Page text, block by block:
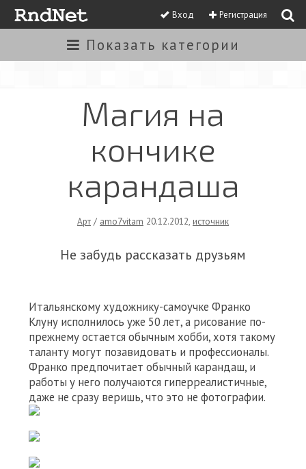
Вход Регистрация
Показать категории
Магия на
кончике
карандаша
Арт / amo7vitam 20.12.2012, источник
Не забудь рассказать друзьям
Итальянскому художнику-самоучке Франко
Клуну исполнилось уже 50 лет, а рисование по-
прежнему остается обычным хобби, хотя такому
таланту могут позавидовать и профессионалы.
Франко предпочитает обычный карандаш, и
работы у него получаются гиперреалистичные,
даже не сразу веришь, что это не фотографии.